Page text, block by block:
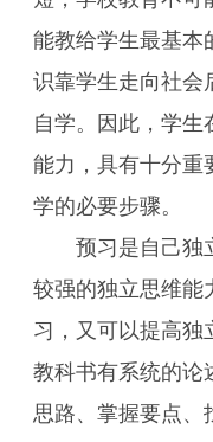
能教给学生最基本
识靠学生走向社会
自学。因此，学生
能力，具有十分重
学的必要步骤。
预习是自己独立
较强的独立思维能
习，又可以提高独
教科书有系统的论
思路、掌握要点、